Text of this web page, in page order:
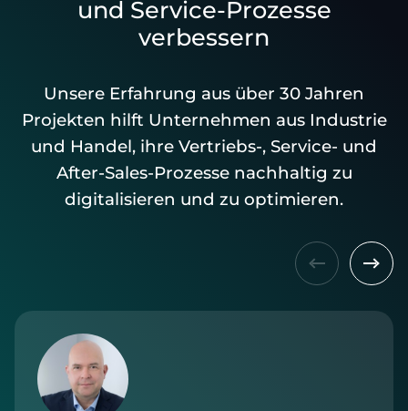
und Service-Prozesse
verbessern
Unsere Erfahrung aus über 30 Jahren
Projekten hilft Unternehmen aus Industrie
und Handel, ihre Vertriebs-, Service- und
After-Sales-Prozesse nachhaltig zu
digitalisieren und zu optimieren.